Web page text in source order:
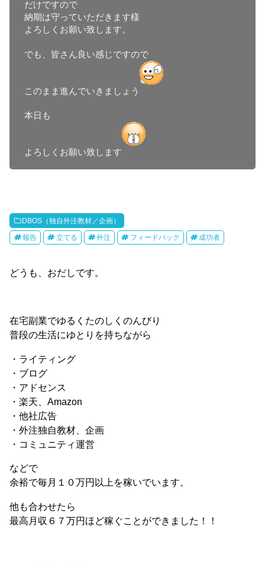
だけですので
納期は守っていただきます様
よろしくお願い致します。
でも、皆さん良い感じですので
このまま進んでいきましょう
本日も
よろしくお願い致します
DBOS（独自外注教材／企画）
報告 立てる 外注 フィードバック 成功者
どうも、おだしです。
在宅副業でゆるくたのしくのんびり
普段の生活にゆとりを持ちながら
・ライティング
・ブログ
・アドセンス
・楽天、Amazon
・他社広告
・外注独自教材、企画
・コミュニティ運営
などで
余裕で毎月１０万円以上を稼いでいます。
他も合わせたら
最高月収６７万円ほど稼ぐことができました！！